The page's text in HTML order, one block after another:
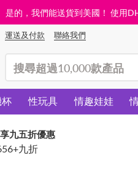
是的，我們能送貨到美國！ 使用
運送及付款 聯絡我們
性玩具 情趣娃娃
九五折優惠
+九折